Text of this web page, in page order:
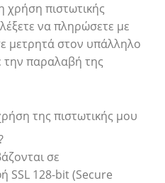
χρήση πιστωτικής
να πληρώσετε με
μετρητά στον υπάλληλο
την παραλαβή της
της πιστωτικής μου
σε
SSL 128-bit (Secure